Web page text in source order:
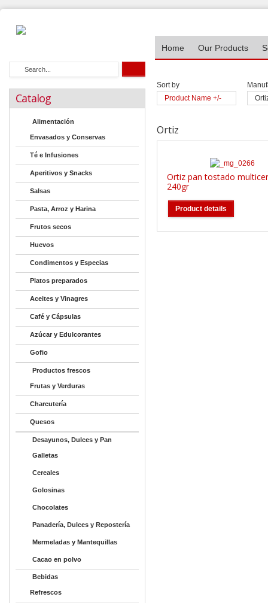
Home Our Products
Catalog
Alimentación
Envasados y Conservas
Té e Infusiones
Aperitivos y Snacks
Salsas
Pasta, Arroz y Harina
Frutos secos
Huevos
Condimentos y Especias
Platos preparados
Aceites y Vinagres
Café y Cápsulas
Azúcar y Edulcorantes
Gofio
Productos frescos
Frutas y Verduras
Charcutería
Quesos
Desayunos, Dulces y Pan
Galletas
Cereales
Golosinas
Chocolates
Panadería, Dulces y Repostería
Mermeladas y Mantequillas
Cacao en polvo
Bebidas
Refrescos
Sort by
Product Name +/-
Ortiz
Ortiz pan tostado
240gr
Product details